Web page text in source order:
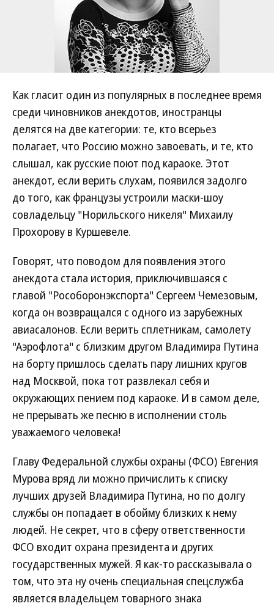
Как гласит один из популярных в последнее время
среди чиновников анекдотов, иностранцы
делятся на две категории: те, кто всерьез
полагает, что Россию можно завоевать, и те, кто
слышал, как русские поют под караоке. Этот
анекдот, если верить слухам, появился задолго
до того, как французы устроили маски-шоу
совладельцу "Норильского никеля" Михаилу
Прохорову в Куршевеле.
Говорят, что поводом для появления этого
анекдота стала история, приключившаяся с
главой "Рособоронэкспорта" Сергеем Чемезовым,
когда он возвращался с одного из зарубежных
авиасалонов. Если верить сплетникам, самолету
"Аэрофлота" с близким другом Владимира Путина
на борту пришлось сделать пару лишних кругов
над Москвой, пока тот развлекал себя и
окружающих пением под караоке. И в самом деле,
не прерывать же песню в исполнении столь
уважаемого человека!
Главу Федеральной службы охраны (ФСО) Евгения
Мурова вряд ли можно причислить к списку
лучших друзей Владимира Путина, но по долгу
службы он попадает в обойму близких к нему
людей. Не секрет, что в сферу ответственности
ФСО входит охрана президента и других
государственных мужей. Я как-то рассказывала о
том, что эта ну очень специальная спецслужба
является владельцем товарного знака